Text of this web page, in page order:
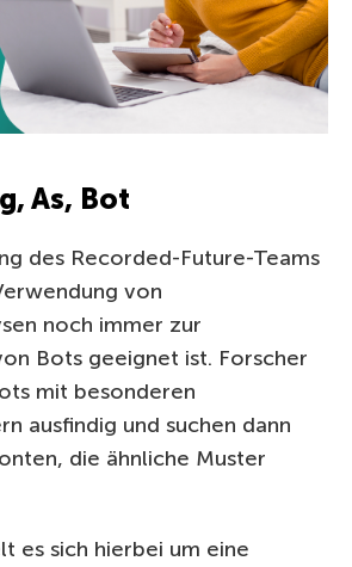
As, Bot
des Recorded-Future-Teams
von
noch immer zur
Bots geeignet ist. Forscher
mit besonderen
ausfindig und suchen dann
die ähnliche Muster
es sich hierbei um eine